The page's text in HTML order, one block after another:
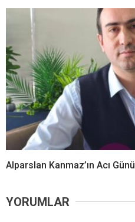
Alparslan Kanmaz’ın Acı Günü
YORUMLAR